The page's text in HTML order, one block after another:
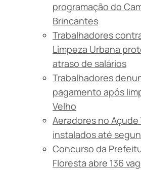
programação do
Brincantes
Trabalhadores
Limpeza Urbana
atraso de salários
Trabalhadores
pagamento após
Velho
Aeradores no Açude
instalados até
Concurso da
Floresta abre 136